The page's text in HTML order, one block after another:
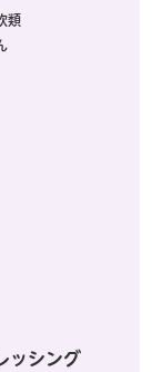
類
ッシング